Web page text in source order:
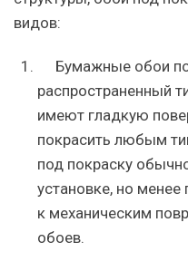
видов:
Бумажные обои
распространенный
имеют гладкую
покрасить любым
под покраску
установке, но
к механическим
обоев.